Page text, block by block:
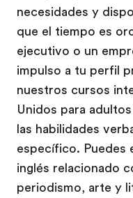
necesidades y
que el tiempo es
ejecutivo o un
impulso a tu perfil
nuestros cursos
Unidos para
las habilidades
específico. Puedes
inglés relacionado
periodismo, arte y